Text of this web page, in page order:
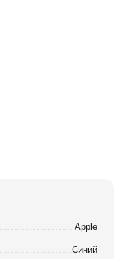
Apple
Синий